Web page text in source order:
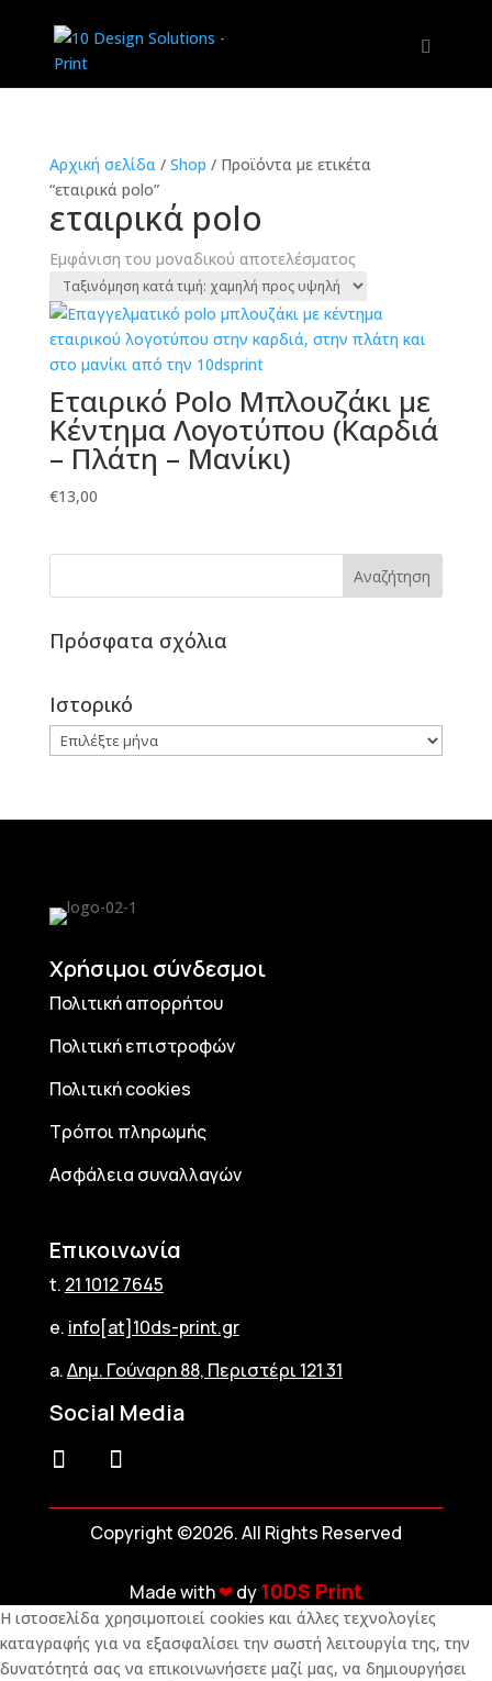
Αρχική σελίδα/ Shop / Προϊόντα με ετικέτα
“εταιρικά polo”
εταιρικά polo
Εμφάνιση του μοναδικού αποτελέσματος
Εταιρικό Polo Μπλουζάκι με
Κέντημα Λογοτύπου (Καρδιά
– Πλάτη – Μανίκι)
€13,00
Πρόσφατα σχόλια
Ιστορικό
Ιστορικό
Χρήσιμοι σύνδεσμοι
Πολιτική απορρήτου
Πολιτική επιστροφών
Πολιτική cookies
Τρόποι πληρωμής
Ασφάλεια συναλλαγών
Επικοινωνία
t. 21 1012 7645
e. info[at]10ds-print.gr
a.Δημ. Γούναρη 88, Περιστέρι 121 31
Social Media
Copyright ©2026. All Rights Reserved
Made with❤︎dy10DS Print
Η ιστοσελίδα χρησιμοποιεί cookies και άλλες τεχνολογίες
καταγραφής για να εξασφαλίσει την σωστή λειτουργία της, την
δυνατότητά σας να επικοινωνήσετε μαζί μας, να δημιουργήσει